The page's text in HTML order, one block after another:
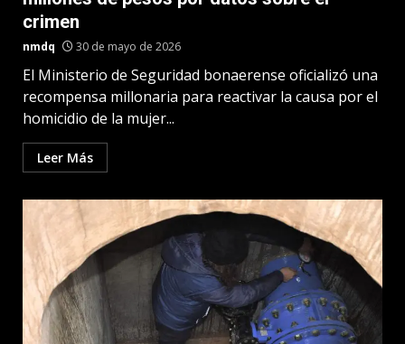
crimen
nmdq 30 de mayo de 2026
El Ministerio de Seguridad bonaerense oficializó una
recompensa millonaria para reactivar la causa por el
homicidio de la mujer...
Leer Más